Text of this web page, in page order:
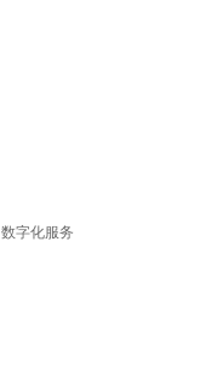
数字化服务